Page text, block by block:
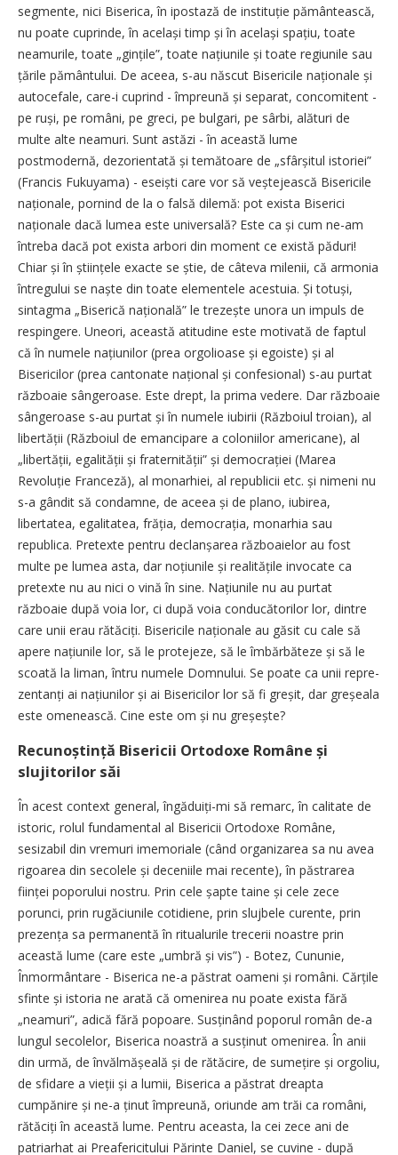
segmente, nici Biserica, în ipostază de instituție pământească,
nu poate cuprinde, în același timp și în același spațiu, toate
neamurile, toate „gințile”, toate națiunile și toate regiunile sau
țările pământului. De aceea, s-au născut Bisericile naționale și
autocefale, care-i cuprind - împreună și separat, concomitent -
pe ruși, pe români, pe greci, pe bulgari, pe sârbi, alături de
multe alte nea­muri. Sunt astăzi - în această lume
postmodernă, dezorientată și temătoare de „sfârșitul istoriei”
(Francis Fukuyama) - eseiști care vor să veștejească Bisericile
naționale, pornind de la o falsă dilemă: pot exista Biserici
naționale dacă lumea este universală? Este ca și cum ne-am
întreba dacă pot exista arbori din moment ce există păduri!
Chiar și în științele exacte se știe, de câteva milenii, că armonia
întregului se naște din toate elementele acestuia. Și totuși,
sintagma „Biserică națională” le trezește unora un impuls de
respingere. Uneori, această atitudine este motivată de faptul
că în numele națiunilor (prea orgolioase și egoiste) și al
Bisericilor (prea cantonate național și confesional) s-au purtat
războaie sângeroase. Este drept, la prima vedere. Dar războaie
sângeroase s-au purtat și în numele iubirii (Războiul troian), al
libertății (Războiul de emancipare a coloniilor americane), al
„libertății, egalității și fraternității” și democrației (Marea
Revoluție Franceză), al monarhiei, al republicii etc. și nimeni nu
s-a gândit să condamne, de aceea și de plano, iubirea,
libertatea, egalitatea, frăția, de­mo­crația, monarhia sau
republica. Pretexte pentru declan­șa­rea răz­boaielor au fost
multe pe lumea asta, dar noțiunile și rea­li­tă­țile invocate ca
pretexte nu au nici o vină în sine. Națiunile nu au purtat
războaie după voia lor, ci după voia conducătorilor lor, dintre
care unii erau rătăciți. Bisericile naționale au găsit cu cale să
apere națiunile lor, să le protejeze, să le îmbărbăteze și să le
scoată la liman, întru numele Domnului. Se poate ca unii repre­
zen­tanți ai națiunilor și ai Bisericilor lor să fi greșit, dar greșeala
este omenească. Cine este om și nu greșește?
Recunoștință Bisericii Ortodoxe Române și
slujitorilor săi
În acest context general, îngăduiți-mi să remarc, în calitate de
istoric, rolul fundamental al Bisericii Ortodoxe Române,
sesizabil din vremuri imemoriale (când organizarea sa nu avea
rigoarea din secolele și deceniile mai recente), în păstrarea
ființei poporului nostru. Prin cele șapte taine și cele zece
porunci, prin rugăciunile cotidiene, prin slujbele curente, prin
prezența sa permanentă în ritualurile trecerii noastre prin
această lume (care este „umbră și vis”) - Botez, Cununie,
Înmormântare - Biserica ne-a păstrat oameni și români. Cărțile
sfinte și istoria ne arată că omenirea nu poate exista fără
„nea­muri”, adică fără popoare. Susținând poporul român de-a
lungul secolelor, Biserica noastră a susținut omenirea. În anii
din urmă, de învălmășeală și de rătăcire, de sumețire și orgoliu,
de sfidare a vieții și a lumii, Biserica a păstrat dreapta
cumpănire și ne-a ținut împreună, oriunde am trăi ca români,
rătăciți în această lume. Pentru aceasta, la cei zece ani de
patriarhat ai Preafericitului Părinte Daniel, se cuvine - după